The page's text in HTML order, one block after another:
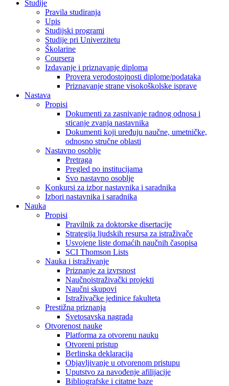
Studije
Pravila studiranja
Upis
Studijski programi
Studije pri Univerzitetu
Školarine
Coursera
Izdavanje i priznavanje diploma
Provera verodostojnosti diplome/podataka
Priznavanje strane visokoškolske isprave
Nastava
Propisi
Dokumenti za zasnivanje radnog odnosa i
sticanje zvanja nastavnika
Dokumenti koji uređuju naučne, umetničke,
odnosno stručne oblasti
Nastavno osoblje
Pretraga
Pregled po institucijama
Svo nastavno osoblje
Konkursi za izbor nastavnika i saradnika
Izbori nastavnika i saradnika
Nauka
Propisi
Pravilnik za doktorske disertacije
Strategija ljudskih resursa za istraživače
Usvojene liste domaćih naučnih časopisa
SCI Thomson Lists
Nauka i istraživanje
Priznanje za izvrsnost
Naučnoistraživački projekti
Naučni skupovi
Istraživačke jedinice fakulteta
Prestižna priznanja
Svetosavska nagrada
Otvorenost nauke
Platforma za otvorenu nauku
Otvoreni pristup
Berlinska deklaracija
Objavljivanje u otvorenom pristupu
Uputstvo za navođenje afilijacije
Bibliografske i citatne baze